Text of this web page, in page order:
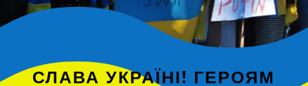
СЛАВА УКРАЇНІ! ГЕРОЯМ